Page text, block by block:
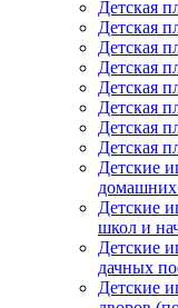
Детская
Детская
Детская
Детская
Детская
Детская
Детская
Детская
Детские
домашних
Детские
школ и
Детские
дачных
Детские